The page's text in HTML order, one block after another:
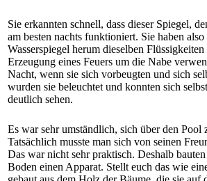
Sie erkannten schnell, dass dieser Spiegel,
am besten nachts funktioniert. Sie haben also
Wasserspiegel herum dieselben
Erzeugung eines Feuers um die Nabe
Nacht, wenn sie sich vorbeugten und sich
wurden sie beleuchtet und konnten sich
deutlich sehen.
Es war sehr umständlich, sich über den Pool
Tatsächlich musste man sich von seinen
Das war nicht sehr praktisch. Deshalb bauten
Boden einen Apparat. Stellt euch das wie